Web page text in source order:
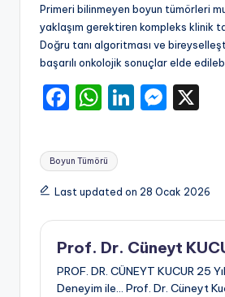
Primeri bilinmeyen boyun tümörleri
yaklaşım gerektiren kompleks klinik
Doğru tanı algoritması ve
başarılı onkolojik sonuçlar elde
F
c
e
b
o
o
k
W
a
ts
A
p
p
Li
dI
n
M
e
n
g
er
Tags:
Boyun Tümörü
Last updated on 28 Ocak 2026
Prof. Dr. Cüneyt
PROF. DR. CÜNEYT KUCUR 25
Deneyim ile… Prof. Dr. Cüneyt